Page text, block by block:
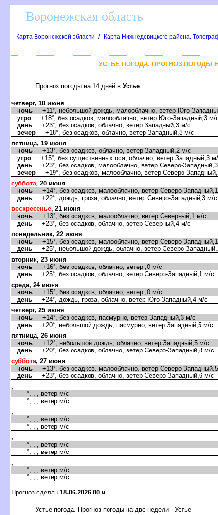
оронежская область
Карта Воронежской области / Карта Нижнедевицкого района.
УСТЬЕ ПОГОДА. ПРОГНОЗ ПОГОДЫ
Прогноз погоды на 14 дней Устье:
четверг, 18 июня
ночь +11°, небольшой дождь, малооблачно, ветер Юго-
утро +18°, без осадков, малооблачно, ветер Юго-Западный,3 м/
день +23°, без осадков, облачно, ветер Западный,3 м/с
ечер +18°, без осадков, облачно, ветер Западный,3 м/с
пятница, 19 июня
ночь +13°, без осадков, облачно, ветер Западный,2 м/с
утро +15°, без существенных оса, облачно, ветер Западный,3
день +23°, без осадков, малооблачно, ветер Северо-
ечер +19°, без осадков, малооблачно, ветер Северо-
суббота, 20 июня
ночь +14°, без осадков, малооблачно, ветер Северо-
день +22°, дождь, гроза, облачно, ветер Северо-Западный,3 м/с
оскресенье, 21 июня
ночь +13°, без осадков, малооблачно, ветер Северный,1 м/с
день +23°, без осадков, облачно, ветер Северный,4 м/с
понедельник, 22 июня
ночь +15°, без осадков, малооблачно, ветер Северо-
день +25°, небольшой дождь, облачно, ветер Северо-
торник, 23 июня
ночь +16°, без осадков, облачно, ветер ,0 м/с
день +25°, без осадков, облачно, ветер Северо-Западный,1 м/с
среда, 24 июня
ночь +15°, без осадков, облачно, ветер ,0 м/с
день +24°, дождь, гроза, облачно, ветер Юго-Западный,4 м/с
четверг, 25 июня
ночь +14°, без осадков, пасмурно, ветер Западный,3 м/с
день +20°, небольшой дождь, пасмурно, ветер Западный,5 м/с
пятница, 26 июня
ночь +12°, небольшой дождь, облачно, ветер Западный,5 м/с
день +20°, без осадков, облачно, ветер Северо-Западный,8 м/с
суббота, 27 июня
ночь +13°, без осадков, малооблачно, ветер Северо-
день +23°, без осадков, облачно, ветер Северо-Западный,6 м/с
,
°, , , ветер м/с
°, , , ветер м/с
,
°, , , ветер м/с
°, , , ветер м/с
,
°, , , ветер м/с
°, , , ветер м/с
,
°, , , ветер м/с
°, , , ветер м/с
Прогноз сделан 18-06-2026 00 ч
Устье погода. Прогноз погоды на две недели - Устье